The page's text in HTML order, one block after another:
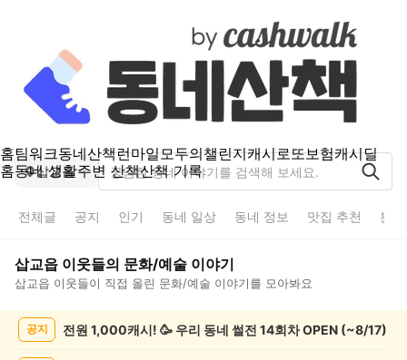
홈팀워크동네산책런마일모두의챌린지캐시로또보험캐시딜
홈동네 생활주변 산책산책 기록
삽교읍
전체글 공지 인기 동네 일상 동네 정보 맛집 추천 분
삽교읍 이웃들의 문화/예술 이야기
삽교읍 이웃들이 직접 올린 문화/예술 이야기를 모아봐요
공지 전원 1,000캐시! 🥳 우리 동네 썰전 14회차 OPEN (~8/17)